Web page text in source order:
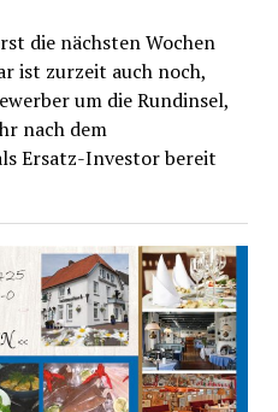
die nächsten Wochen
ist zurzeit auch noch,
um die Rundinsel,
nach dem
Ersatz-Investor bereit